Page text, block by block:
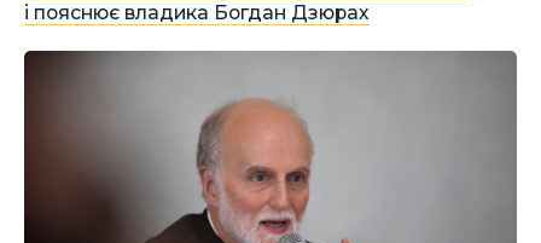
і пояснює владика Богдан Дзюрах